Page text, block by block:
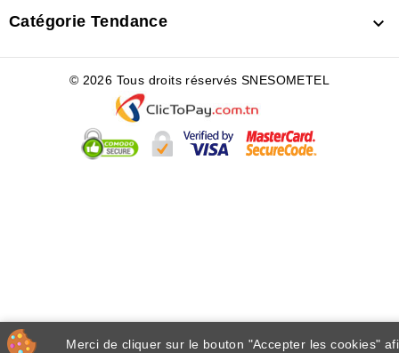
Catégorie Tendance 
Merci de cliquer sur le bouton "Accepter les cookies"
© 2026 Tous droits réservés SNESOMETEL